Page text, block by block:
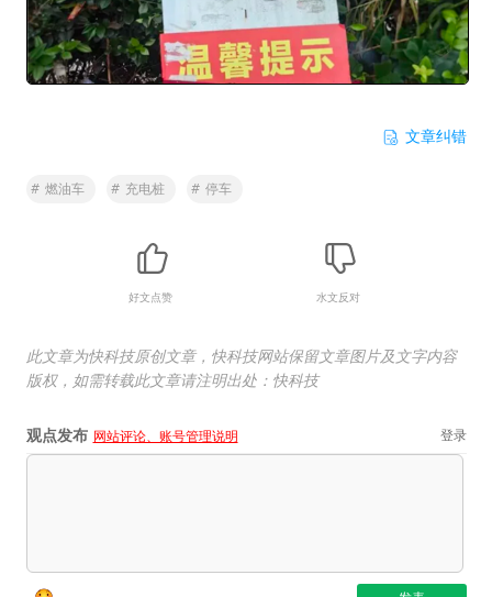
文章纠错
# 燃油车 # 充电桩 # 停车
好文点赞 水文反对
此文章为快科技原创文章，快科技网站保留文章图片及文字内容
版权，如需转载此文章请注明出处：快科技
观点发布 网站评论、账号管理说明 登录